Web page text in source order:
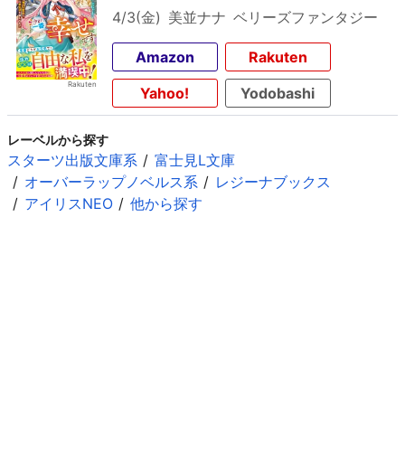
4/3(金) 美並ナナ ベリーズファンタジー
Amazon
Rakuten
Yahoo!
Yodobashi
レーベルから探す
スターツ出版文庫系
富士見L文庫
オーバーラップノベルス系
レジーナブックス
アイリスNEO
他から探す